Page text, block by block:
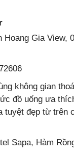
Gia View,
không gian
đồ uống ưa
tuyệt đẹp từ trên
Sapa, Hàm